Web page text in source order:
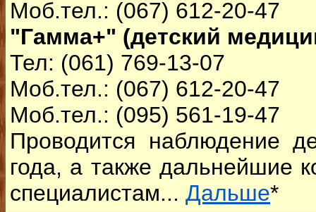
Моб.тел.: (067) 612-20-47
"Гамма+" (детский
Тел: (061) 769-13-07
Моб.тел.: (067) 612-20-47
Моб.тел.: (095) 561-19-47
Проводится наблюдение
года, а также дальнейшие
специалистам... Дальше*